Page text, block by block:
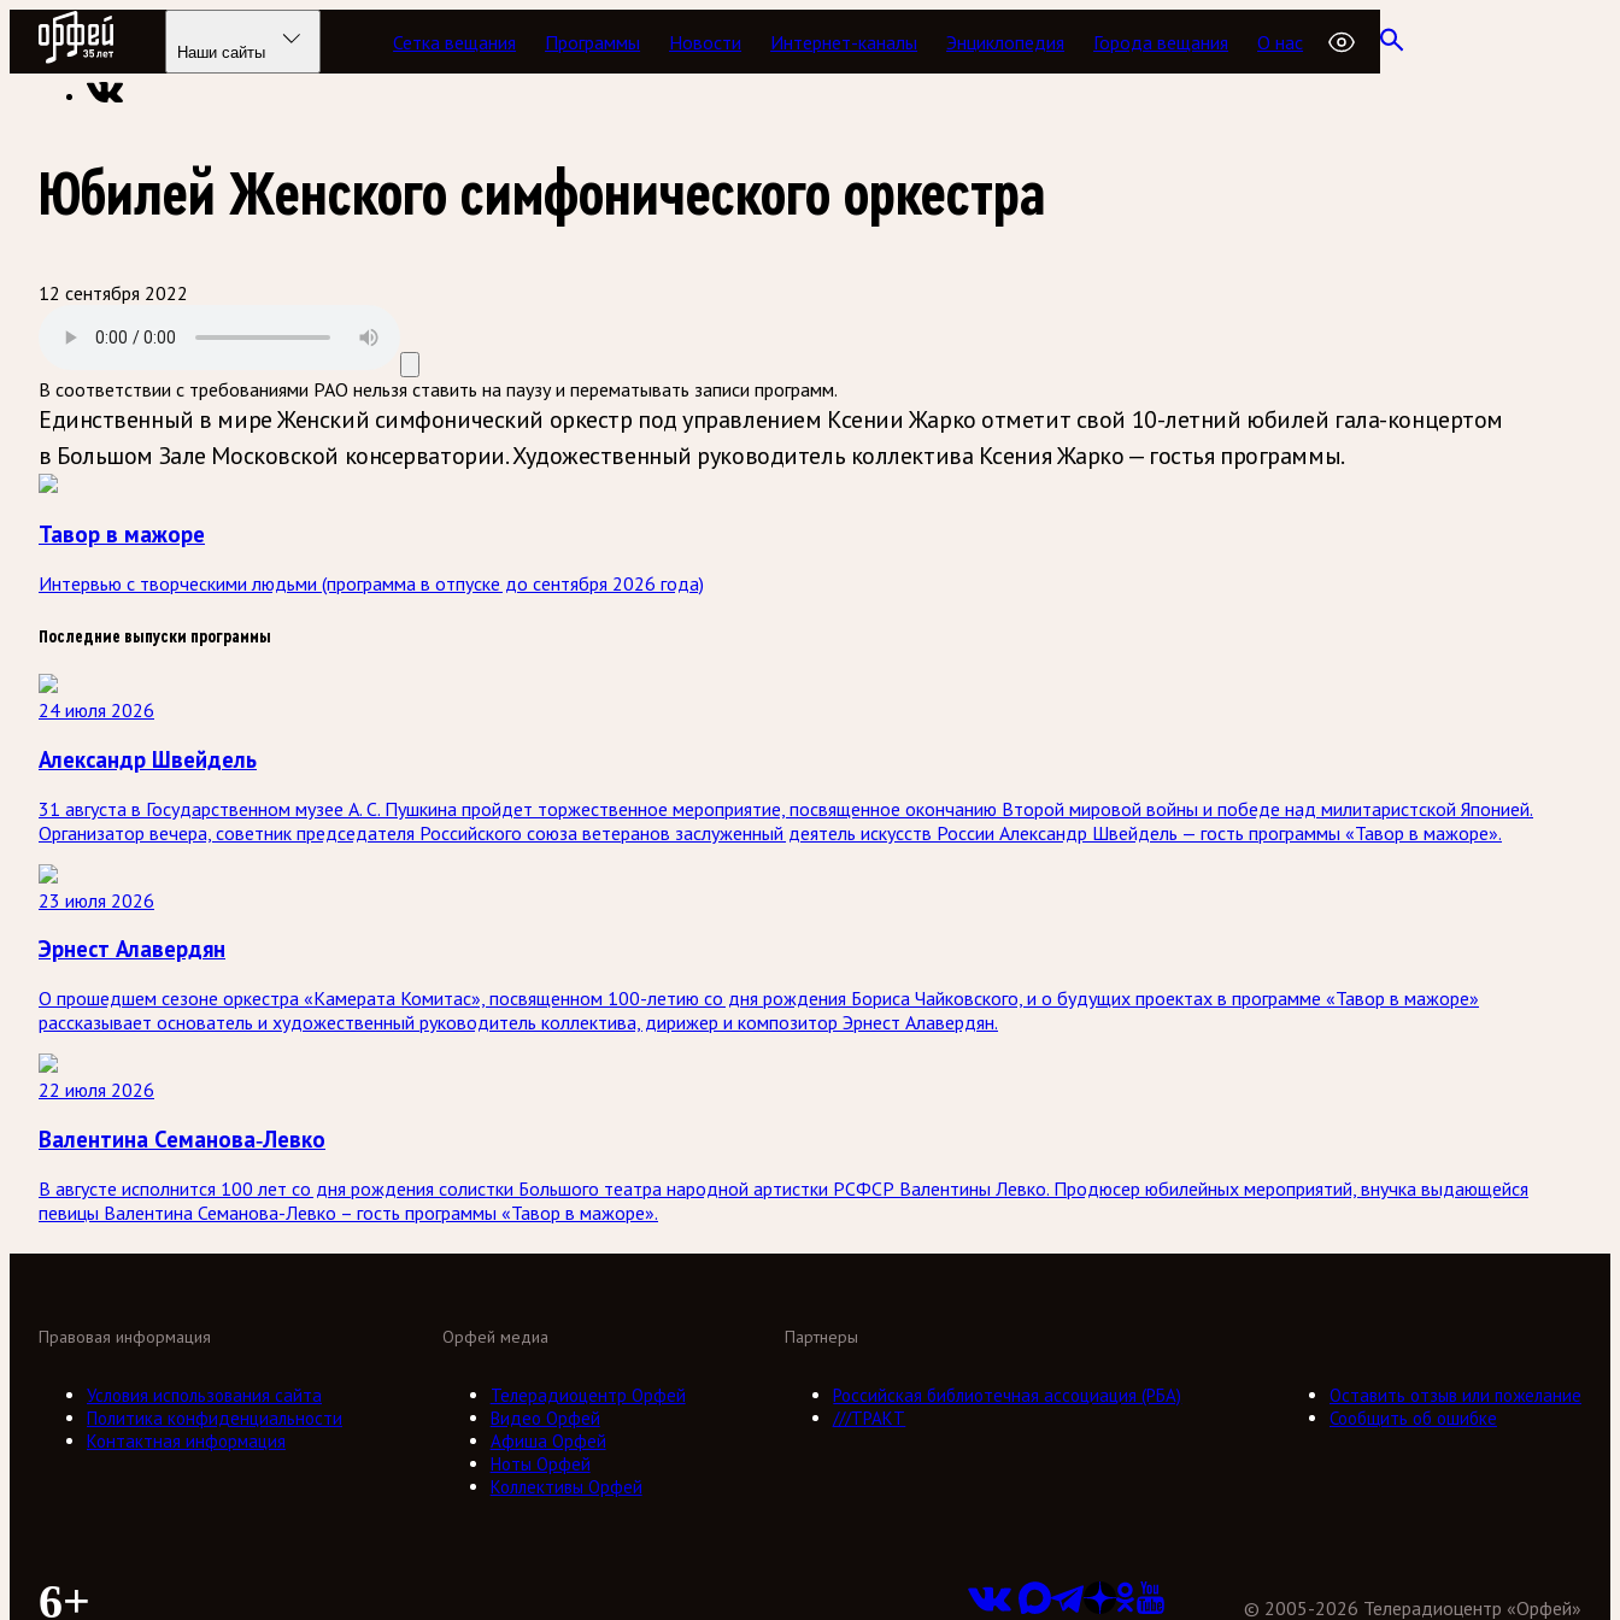
Радио Орфей
Наши сайты Сетка вещания Программы Новости Интернет-каналы Энциклопедия Города вещания О нас
Радио классической музыки «Орфей» Программы в эфире Тавор в мажоре
Юбилей Женского симфонического оркестра
12 сентября 2022
В соответствии с требованиями РАО нельзя ставить на паузу и перематывать записи программ.
Единственный в мире Женский симфонический оркестр под управлением Ксении Жарко отметит свой 10-летний юбилей гала-концертом
в Большом Зале Московской консерватории. Художественный руководитель коллектива Ксения Жарко — гостья программы.
Тавор в мажоре
Интервью с творческими людьми (программа в отпуске до сентября 2026 года)
Последние выпуски программы
24 июля 2026
Александр Швейдель
31 августа в Государственном музее А. С. Пушкина пройдет торжественное мероприятие, посвященное окончанию Второй мировой войны и победе над милитаристской Японией.
Организатор вечера, советник председателя Российского союза ветеранов заслуженный деятель искусств России Александр Швейдель — гость программы «Тавор в мажоре».
23 июля 2026
Эрнест Алавердян
О прошедшем сезоне оркестра «Камерата Комитас», посвященном 100-летию со дня рождения Бориса Чайковского, и о будущих проектах в программе «Тавор в мажоре»
рассказывает основатель и художественный руководитель коллектива, дирижер и композитор Эрнест Алавердян.
22 июля 2026
Валентина Семанова-Левко
В августе исполнится 100 лет со дня рождения солистки Большого театра народной артистки РСФСР Валентины Левко. Продюсер юбилейных мероприятий, внучка выдающейся
певицы Валентина Семанова-Левко – гость программы «Тавор в мажоре».
Орфей медиа
Телерадиоцентр Орфей
Видео Орфей
Афиша Орфей
Ноты Орфей
Коллективы Орфей
Партнеры
Российская библиотечная ассоциация (РБА)
///ТРАКТ
Правовая информация
Условия использования сайта
Политика конфиденциальности
Контактная информация
Оставить отзыв или пожелание
Сообщить об ошибке
6+ © 2005-2026 Телерадиоцентр «Орфей»